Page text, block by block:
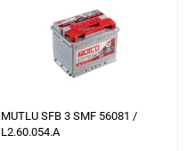
MUTLU SFB 3 SMF 56081 /
L2.60.054.A